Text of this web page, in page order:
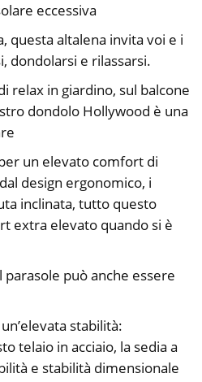
eccessiva
questa altalena invita voi e i
dondolarsi e rilassarsi.
relax in giardino, sul balcone
dondolo Hollywood è una
un elevato comfort di
design ergonomico, i
inclinata, tutto questo
extra elevato quando si è
parasole può anche essere
stabilità:
telaio in acciaio, la sedia a
e stabilità dimensionale